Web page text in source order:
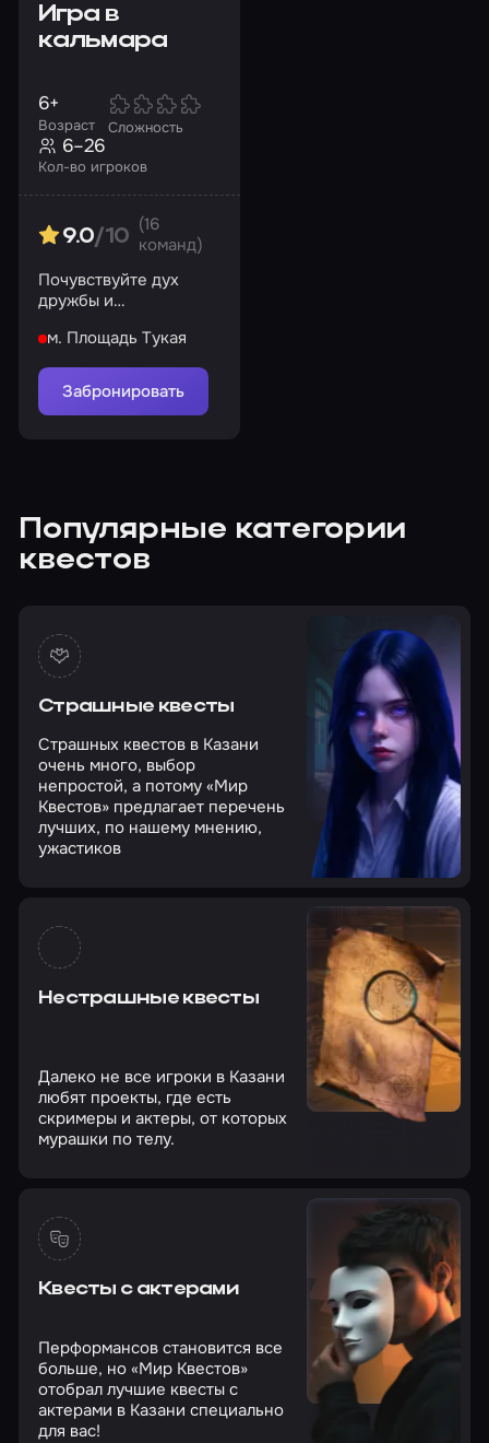
Игра в
кальмара
Возраст
6+
Сложность
Кол-во игроков
6–26
9.0/10
(16
команд)
Почувствуйте дух
дружбы и
начнется игра!
м. Площадь Тукая
Забронировать
Популярные категории
квестов
Страшные квесты
Страшных квестов в Казани
очень много, выбор
непростой, а потому «Мир
Квестов» предлагает перечень
лучших, по нашему мнению,
ужастиков
Нестрашные квесты
Далеко не все игроки в Казани
любят проекты, где есть
скримеры и актеры, от которых
мурашки по телу.
Квесты с актерами
Перформансов становится все
больше, но «Мир Квестов»
отобрал лучшие квесты с
актерами в Казани специально
для вас!